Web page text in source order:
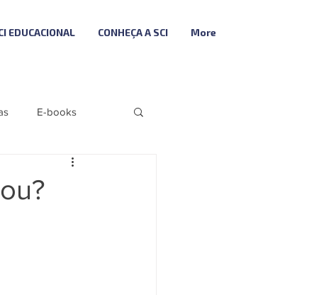
EDUCACIONAL CONHEÇA A SCI More
E-books
Fiscal